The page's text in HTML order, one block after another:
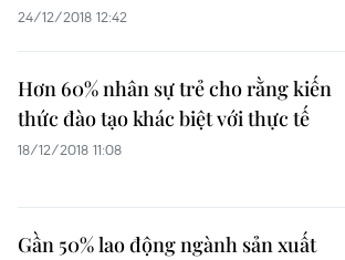
24/12/2018 12:42
Hơn 60% nhân sự trẻ cho rằng kiến
thức đào tạo khác biệt với thực tế
18/12/2018 11:08
Gần 50% lao động ngành sản xuất